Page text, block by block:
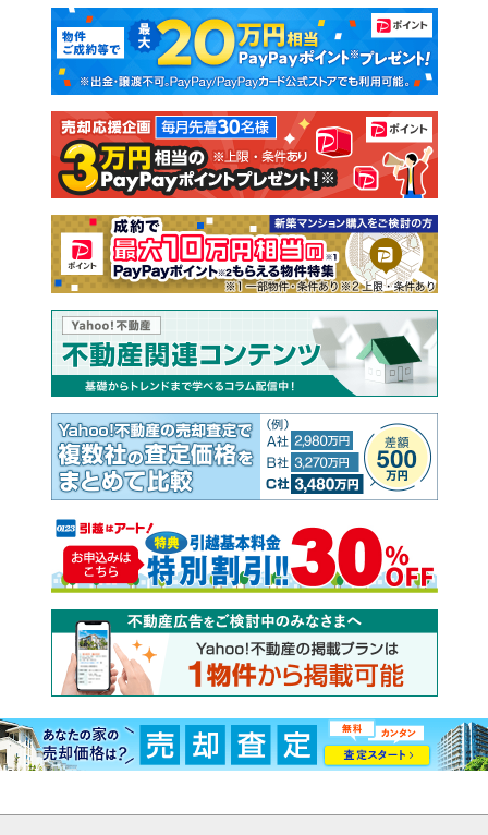
新築マンション 中古マンション
新築一戸建て 中古一戸建て
注文住宅 土地
売却査定
マンションカタログ 教えて！住まいの先生